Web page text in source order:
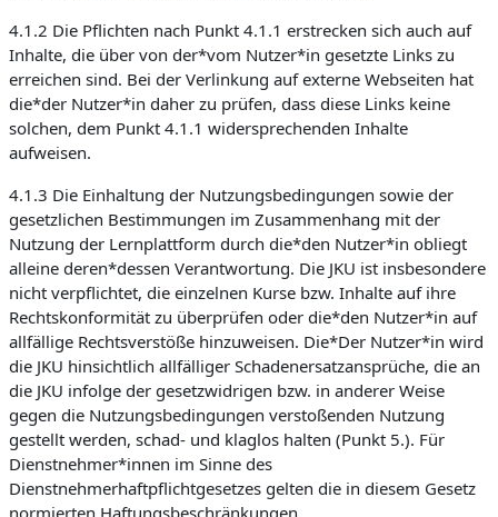
4.1.2 Die Pflichten nach Punkt 4.1.1 erstrecken sich auch auf
Inhalte, die über von der*vom Nutzer*in gesetzte Links zu
erreichen sind. Bei der Verlinkung auf externe Webseiten hat
die*der Nutzer*in daher zu prüfen, dass diese Links keine
solchen, dem Punkt 4.1.1 widersprechenden Inhalte
aufweisen.
4.1.3 Die Einhaltung der Nutzungsbedingungen sowie der
gesetzlichen Bestimmungen im Zusammenhang mit der
Nutzung der Lernplattform durch die*den Nutzer*in obliegt
alleine deren*dessen Verantwortung. Die JKU ist insbesondere
nicht verpflichtet, die einzelnen Kurse bzw. Inhalte auf ihre
Rechtskonformität zu überprüfen oder die*den Nutzer*in auf
allfällige Rechtsverstöße hinzuweisen. Die*Der Nutzer*in wird
die JKU hinsichtlich allfälliger Schadenersatzansprüche, die an
die JKU infolge der gesetzwidrigen bzw. in anderer Weise
gegen die Nutzungsbedingungen verstoßenden Nutzung
gestellt werden, schad- und klaglos halten (Punkt 5.). Für
Dienstnehmer*innen im Sinne des
Dienstnehmerhaftpflichtgesetzes gelten die in diesem Gesetz
normierten Haftungsbeschränkungen.